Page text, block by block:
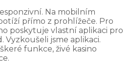
Na mobilním
přímo z prohlížeče. Pro
poskytuje vlastní aplikaci pro
Vyzkoušeli jsme aplikaci.
funkce, živé kasino